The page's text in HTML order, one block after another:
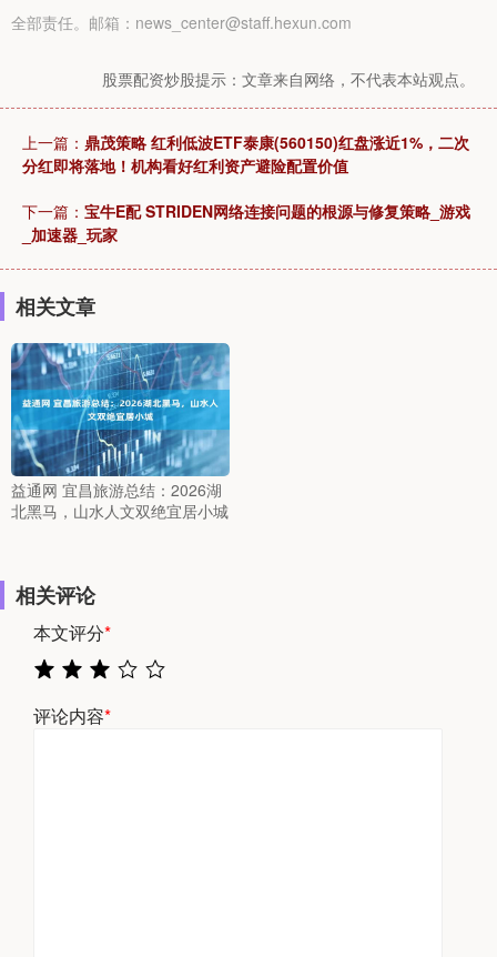
全部责任。邮箱：news_center@staff.hexun.com
股票配资炒股提示：文章来自网络，不代表本站观点。
上一篇： 鼎茂策略 红利低波ETF泰康(560150)红盘涨近1%，二次
分红即将落地！机构看好红利资产避险配置价值
下一篇： 宝牛E配 STRIDEN网络连接问题的根源与修复策略_游戏
_加速器_玩家
相关文章
益通网 宜昌旅游总结：2026湖
北黑马，山水人文双绝宜居小城
相关评论
本文评分*
评论内容*